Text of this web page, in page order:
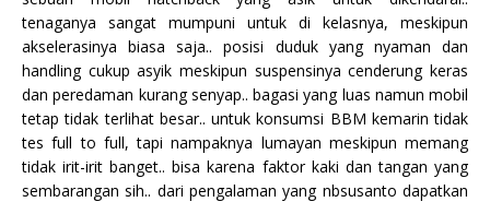
tenaganya sangat mumpuni untuk di kelasnya, meskipun
akselerasinya biasa saja.. posisi duduk yang nyaman dan
handling cukup asyik meskipun suspensinya cenderung keras
dan peredaman kurang senyap.. bagasi yang luas namun mobil
tetap tidak terlihat besar.. untuk konsumsi BBM kemarin tidak
tes full to full, tapi nampaknya lumayan meskipun memang
tidak irit-irit banget.. bisa karena faktor kaki dan tangan yang
sembarangan sih.. dari pengalaman yang nbsusanto dapatkan